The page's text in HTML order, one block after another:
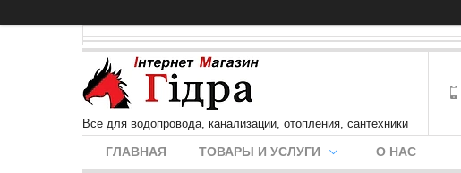
Все для водопровода, канализации, отопления, сантехники
ГЛАВНАЯ ТОВАРЫ И УСЛУГИ О НАС